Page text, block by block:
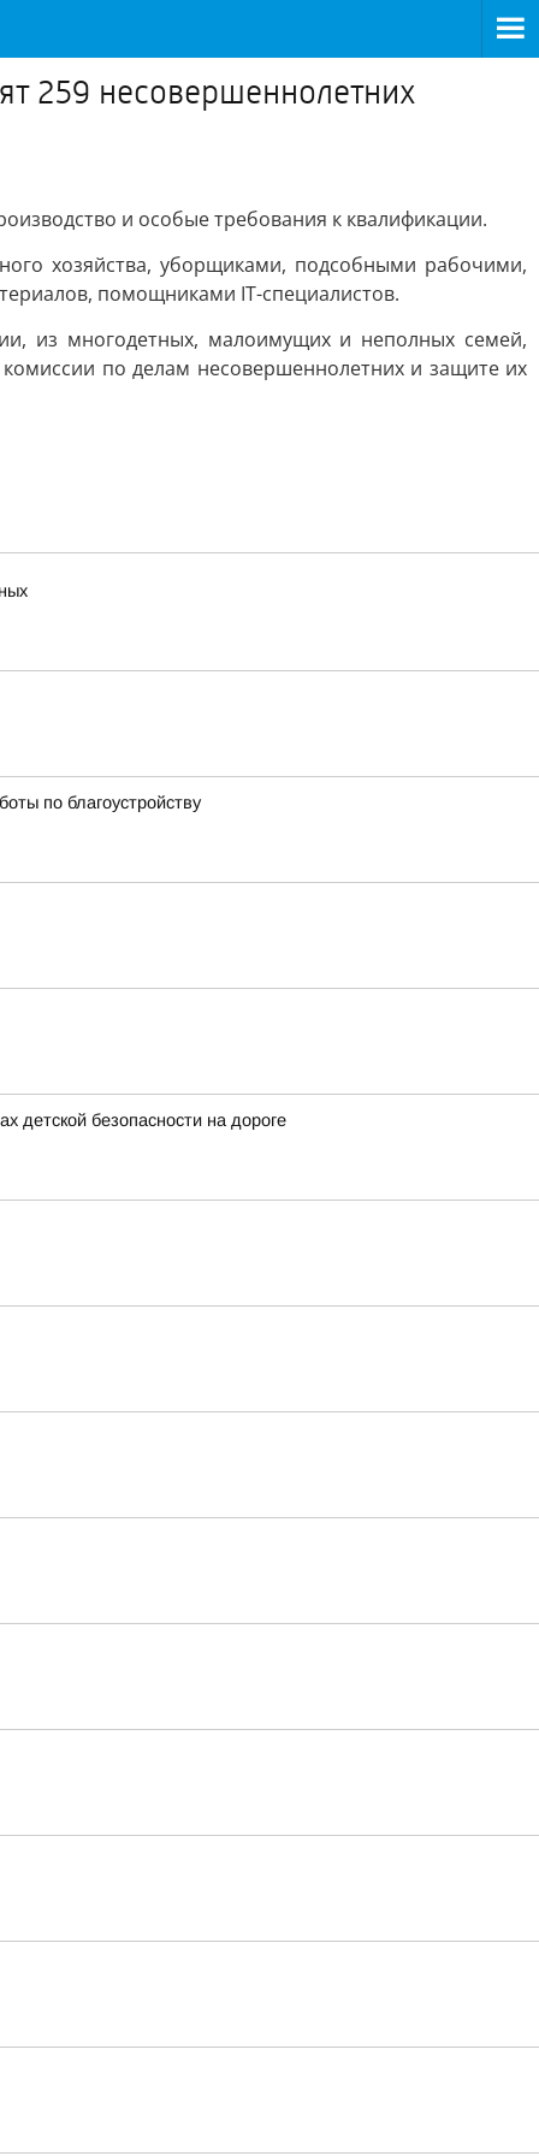
259 несовершеннолетних
и особые требования к квалификации.
хозяйства, уборщиками, подсобными рабочими,
помощниками IT-специалистов.
из многодетных, малоимущих и неполных семей,
по делам несовершеннолетних и защите их
по благоустройству
детской безопасности на дороге